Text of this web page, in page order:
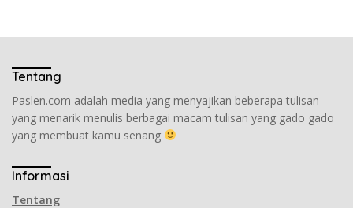
Tentang
Paslen.com adalah media yang menyajikan beberapa tulisan
yang menarik menulis berbagai macam tulisan yang gado gado
yang membuat kamu senang
Informasi
Tentang